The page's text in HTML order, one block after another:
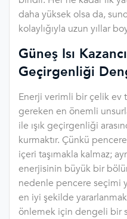
daha yüksek olsa da,
kolaylığıyla uzun yıllar
Güneş Isı
Geçirgenliği
Enerji verimli bir çelik ev
gereken en önemli
ile ışık geçirgenliği
kurmaktır. Çünkü
içeri taşımakla kalmaz;
enerjisinin büyük bir
nedenle pencere seçimi
en iyi şekilde yararlanmak
önlemek için dengeli bir